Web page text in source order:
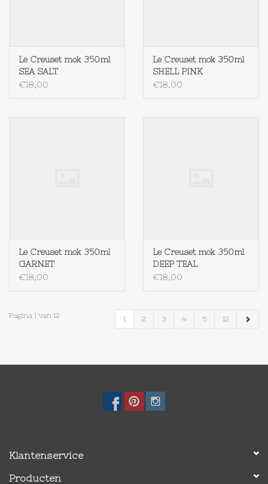
Le Creuset mok 350ml
SEA SALT
€18,00
Le Creuset mok 350ml
SHELL PINK
€18,00
Le Creuset mok 350ml
GARNET
€18,00
Le Creuset mok 350ml
DEEP TEAL
€18,00
Pagina 1 van 12 1 2 3 4 5 12
Klantenservice
Producten